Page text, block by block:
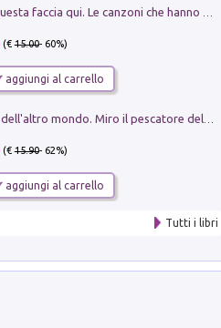
Con questa faccia qui. Le canzoni che hanno fatto la storia di Ligabue
(€15.00- 60%)
aggiungi al carrello
Klose dell'altro mondo. Miro il pescatore del goal
(€15.90- 62%)
aggiungi al carrello
Tutti i libri